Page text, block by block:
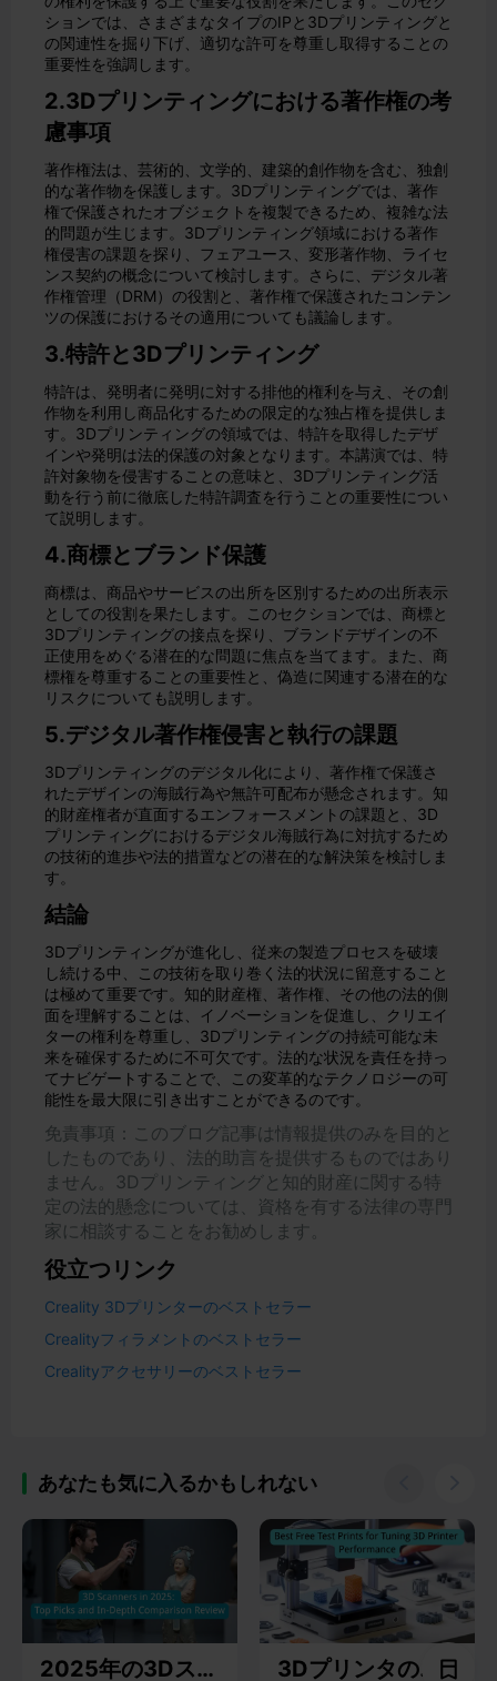
ションでは、さまざまなタイプのIPと3Dプリンティングと
の関連性を掘り下げ、適切な許可を尊重し取得することの
重要性を強調します。
2.3Dプリンティングにおける著作権の考
慮事項
著作権法は、芸術的、文学的、建築的創作物を含む、独創
的な著作物を保護します。3Dプリンティングでは、著作
権で保護されたオブジェクトを複製できるため、複雑な法
的問題が生じます。3Dプリンティング領域における著作
権侵害の課題を探り、フェアユース、変形著作物、ライセ
ンス契約の概念について検討します。さらに、デジタル著
作権管理（DRM）の役割と、著作権で保護されたコンテン
ツの保護におけるその適用についても議論します。
3.特許と3Dプリンティング
特許は、発明者に発明に対する排他的権利を与え、その創
作物を利用し商品化するための限定的な独占権を提供しま
す。3Dプリンティングの領域では、特許を取得したデザ
インや発明は法的保護の対象となります。本講演では、特
許対象物を侵害することの意味と、3Dプリンティング活
動を行う前に徹底した特許調査を行うことの重要性につい
て説明します。
4.商標とブランド保護
商標は、商品やサービスの出所を区別するための出所表示
としての役割を果たします。このセクションでは、商標と
3Dプリンティングの接点を探り、ブランドデザインの不
正使用をめぐる潜在的な問題に焦点を当てます。また、商
標権を尊重することの重要性と、偽造に関連する潜在的な
リスクについても説明します。
5.デジタル著作権侵害と執行の課題
3Dプリンティングのデジタル化により、著作権で保護さ
れたデザインの海賊行為や無許可配布が懸念されます。知
的財産権者が直面するエンフォースメントの課題と、3D
プリンティングにおけるデジタル海賊行為に対抗するため
の技術的進歩や法的措置などの潜在的な解決策を検討しま
す。
結論
3Dプリンティングが進化し、従来の製造プロセスを破壊
し続ける中、この技術を取り巻く法的状況に留意すること
は極めて重要です。知的財産権、著作権、その他の法的側
面を理解することは、イノベーションを促進し、クリエイ
ターの権利を尊重し、3Dプリンティングの持続可能な未
来を確保するために不可欠です。法的な状況を責任を持っ
てナビゲートすることで、この変革的なテクノロジーの可
能性を最大限に引き出すことができるのです。
免責事項：このブログ記事は情報提供のみを目的と
したものであり、法的助言を提供するものではあり
ません。3Dプリンティングと知的財産に関する特
定の法的懸念については、資格を有する法律の専門
家に相談することをお勧めします。
役立つリンク
Creality 3Dプリンターのベストセラー
Crealityフィラメントのベストセラー
Crealityアクセサリーのベストセラー
あなたも気に入るかもしれない
2025年の3Dスキ 3Dプリンタの性